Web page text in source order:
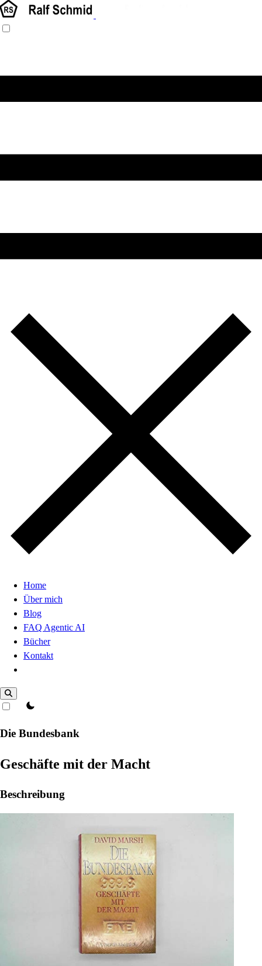
Home
Über mich
Blog
FAQ Agentic AI
Bücher
Kontakt
theme switcher
Die Bundesbank
Geschäfte mit der Macht
Beschreibung